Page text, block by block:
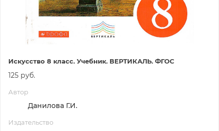
Искусство 8 класс. Учебник. ВЕРТИКАЛЬ. ФГОС
125 руб.
Автор
Данилова Г.И.
Издательство